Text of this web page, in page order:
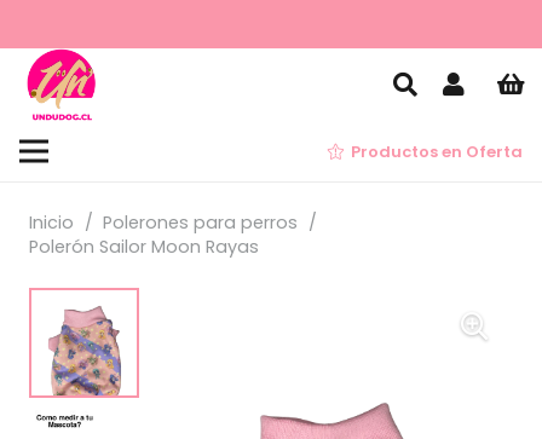
Productos en Oferta
Inicio / Polerones para perros /
Polerón Sailor Moon Rayas